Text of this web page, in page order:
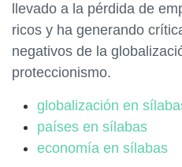
llevado a la pérdida de
ricos y ha generando
negativos de la
proteccionismo.
globalización en
países en sílabas
economía en sílabas